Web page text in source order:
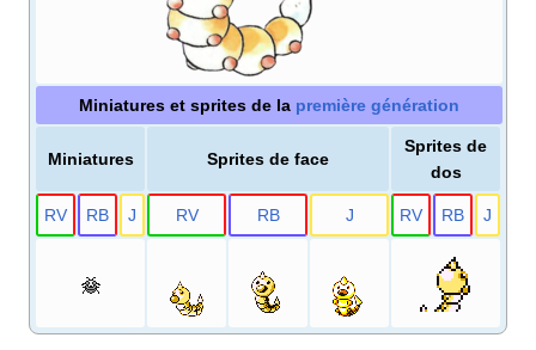
Miniatures et sprites de la première génération
Miniatures Sprites de face
Sprites de
dos
RV RB J RV RB J RV RB J